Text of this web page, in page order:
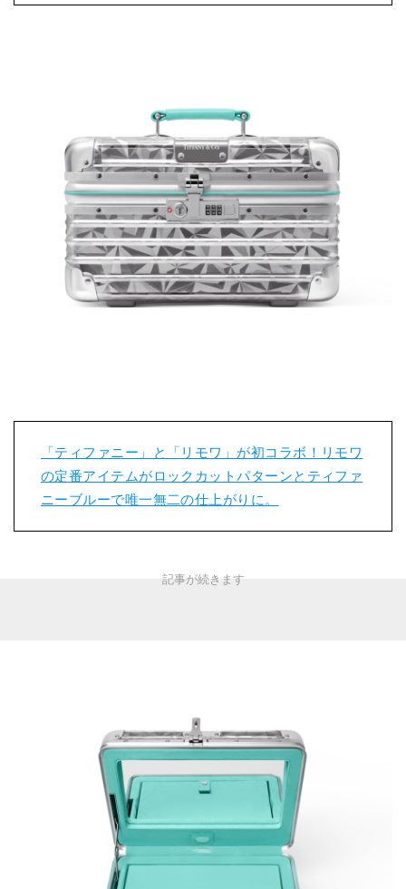
「ティファニー」と「リモワ」が初コラボ！リモワ
の定番アイテムがロックカットパターンとティファ
ニーブルーで唯一無二の仕上がりに。